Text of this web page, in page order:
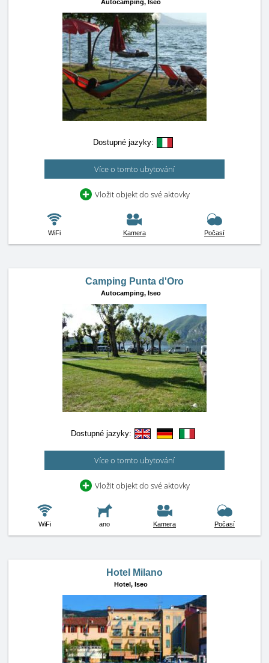
Autocamping, Iseo
Dostupné jazyky:
Více o tomto ubytování
Vložit objekt do své aktovky
WiFi Kamera Počasí
Camping Punta d'Oro
Autocamping, Iseo
Dostupné jazyky:
Více o tomto ubytování
Vložit objekt do své aktovky
WiFi ano Kamera Počasí
Hotel Milano
Hotel, Iseo